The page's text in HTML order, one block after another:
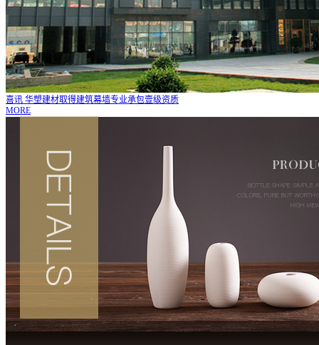
喜讯 华塑建材取得建筑幕墙专业承包壹级资质
MORE